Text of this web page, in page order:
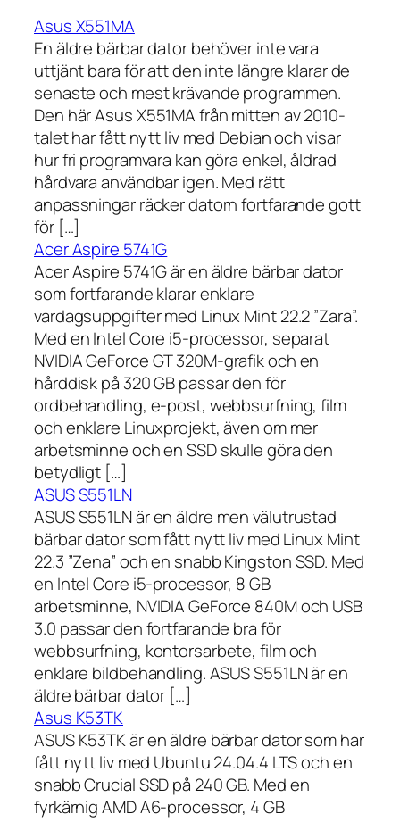
Asus X551MA
En äldre bärbar dator behöver inte vara
uttjänt bara för att den inte längre klarar de
senaste och mest krävande programmen.
Den här Asus X551MA från mitten av 2010-
talet har fått nytt liv med Debian och visar
hur fri programvara kan göra enkel, åldrad
hårdvara användbar igen. Med rätt
anpassningar räcker datorn fortfarande gott
för […]
Acer Aspire 5741G
Acer Aspire 5741G är en äldre bärbar dator
som fortfarande klarar enklare
vardagsuppgifter med Linux Mint 22.2 ”Zara”.
Med en Intel Core i5-processor, separat
NVIDIA GeForce GT 320M-grafik och en
hårddisk på 320 GB passar den för
ordbehandling, e-post, webbsurfning, film
och enklare Linuxprojekt, även om mer
arbetsminne och en SSD skulle göra den
betydligt […]
ASUS S551LN
ASUS S551LN är en äldre men välutrustad
bärbar dator som fått nytt liv med Linux Mint
22.3 ”Zena” och en snabb Kingston SSD. Med
en Intel Core i5-processor, 8 GB
arbetsminne, NVIDIA GeForce 840M och USB
3.0 passar den fortfarande bra för
webbsurfning, kontorsarbete, film och
enklare bildbehandling. ASUS S551LN är en
äldre bärbar dator […]
Asus K53TK
ASUS K53TK är en äldre bärbar dator som har
fått nytt liv med Ubuntu 24.04.4 LTS och en
snabb Crucial SSD på 240 GB. Med en
fyrkärnig AMD A6-processor, 4 GB